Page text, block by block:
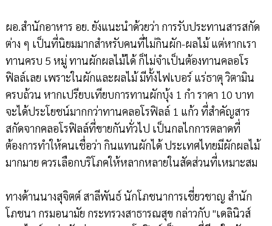
ผอ.สำนักอาหาร อย. ยังแนะนำด้วยว่า การรับประทานสารสกัด
ต่าง ๆ เป็นที่นิยมมากสำหรับคนที่ไม่กินผัก-ผลไม้ แต่หากเรา
ทานครบ 5 หมู่ ทานผักผลไม้ได้ ก็ไม่จำเป็นต้องทานคลอโร
ฟิลล์เลย เพราะในผักและผลไม้ มีทั้งไฟเบอร์ แร่ธาตุ วิตามิน
ครบถ้วน หากเปรียบเทียบการทานผักบุ้ง 1 กำ ราคา 10 บาท
จะได้ประโยชน์มากกว่าทานคลอโรฟิลล์ 1 แก้ว ที่สำคัญสาร
สกัดจากคลอโรฟิลล์ที่ขายกันทั่วไป เป็นกลไกการตลาดที่
ต้องการทำให้คนเชื่อว่า กินแทนผักได้ ประเทศไทยมีผักผลไม้
มากมาย ควรเลือกบริโภคให้หลากหลายในสัดส่วนที่เหมาะสม
ทางด้านนางสุจิตต์ สาลีพันธ์ นักโภชนาการเชี่ยวชาญ สำนัก
โภชนา กรมอนามัย กระทรวงสาธารณสุข กล่าวกับ "เดลินิวส์